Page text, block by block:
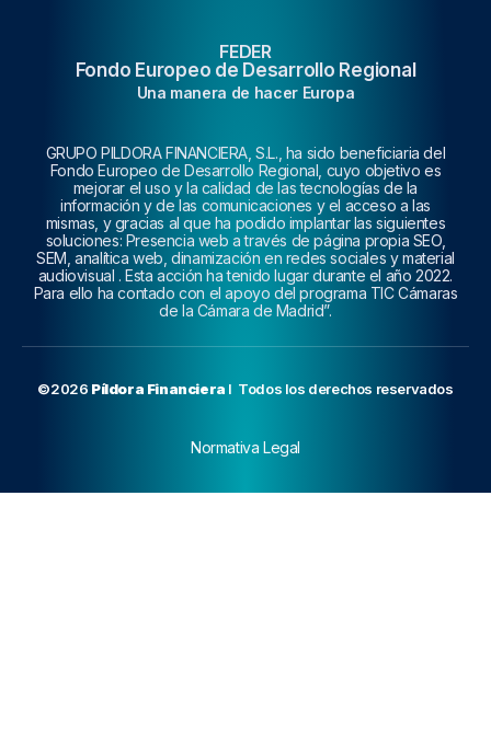
FEDER
Fondo Europeo de Desarrollo Regional
Una manera de hacer Europa
GRUPO PILDORA FINANCIERA, S.L., ha sido beneficiaria del
Fondo Europeo de Desarrollo Regional, cuyo objetivo es
mejorar el uso y la calidad de las tecnologías de la
información y de las comunicaciones y el acceso a las
mismas, y gracias al que ha podido implantar las siguientes
soluciones: Presencia web a través de página propia SEO,
SEM, analítica web, dinamización en redes sociales y material
audiovisual . Esta acción ha tenido lugar durante el año 2022.
Para ello ha contado con el apoyo del programa TIC Cámaras
de la Cámara de Madrid”.
©2026 Píldora Financiera I Todos los derechos reservados
Normativa Legal